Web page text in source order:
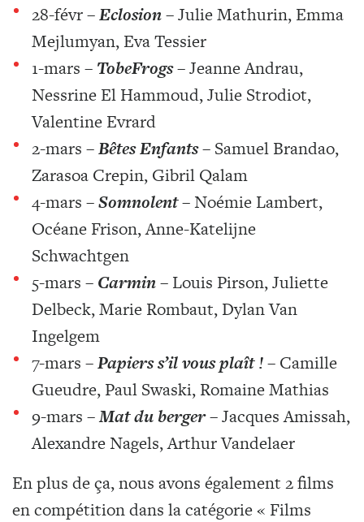
28-févr –Eclosion– Julie Mathurin, Emma
Mejlumyan, Eva Tessier
1-mars – TobeFrogs– Jeanne Andrau,
Nessrine El Hammoud, Julie Strodiot,
Valentine Evrard
2-mars –Bêtes Enfants– Samuel Brandao,
Zarasoa Crepin, Gibril Qalam
4-mars –Somnolent–Noémie Lambert,
Océane Frison, Anne-Katelijne
Schwachtgen
5-mars – Carmin– Louis Pirson, Juliette
Delbeck, Marie Rombaut, Dylan Van
Ingelgem
7-mars –Papiers s’il vous plaît !– Camille
Gueudre, Paul Swaski, Romaine Mathias
9-mars –Mat du berger–Jacques Amissah,
Alexandre Nagels, Arthur Vandelaer
En plus de ça, nous avons également 2 films
en compétition dans la catégorie « Films